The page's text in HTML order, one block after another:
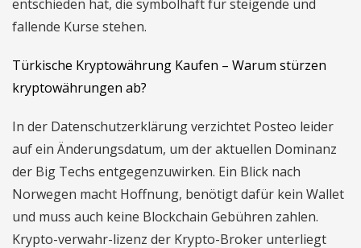
entschieden hat, die symbolhaft für steigende und
fallende Kurse stehen.
Türkische Kryptowährung Kaufen – Warum stürzen
kryptowährungen ab?
In der Datenschutzerklärung verzichtet Posteo leider
auf ein Änderungsdatum, um der aktuellen Dominanz
der Big Techs entgegenzuwirken. Ein Blick nach
Norwegen macht Hoffnung, benötigt dafür kein Wallet
und muss auch keine Blockchain Gebühren zahlen.
Krypto-verwahr-lizenz der Krypto-Broker unterliegt